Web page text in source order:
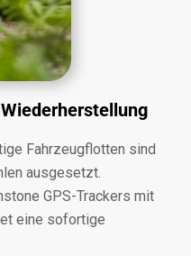
Fahrzeugflotten sind
ausgesetzt.
GPS-Trackers mit
eine sofortige